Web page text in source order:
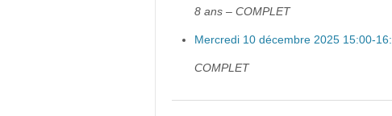
8 ans – COMPLET
Mercredi 10 décembre 2025 15:00-
COMPLET